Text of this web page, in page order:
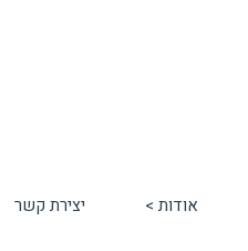
אודות > יצירת קשר